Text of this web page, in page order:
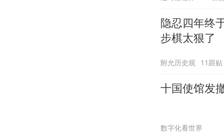
隐忍四年终
步棋太狠了
附允历史观 11跟贴
十国使馆发
数字化看世界